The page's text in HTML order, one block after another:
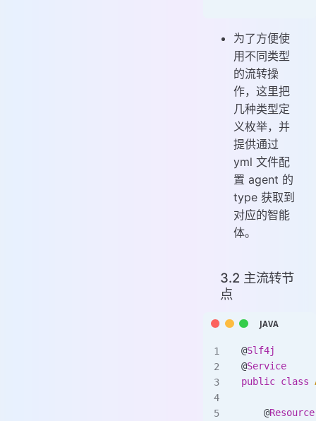
为了方便使
用不同类型
的流转操
作，这里把
几种类型定
义枚举，并
提供通过
yml 文件配
置 agent 的
type 获取到
对应的智能
体。
3.2 主流转节
点
@Slf4j
@Service
public class
    @
Resource